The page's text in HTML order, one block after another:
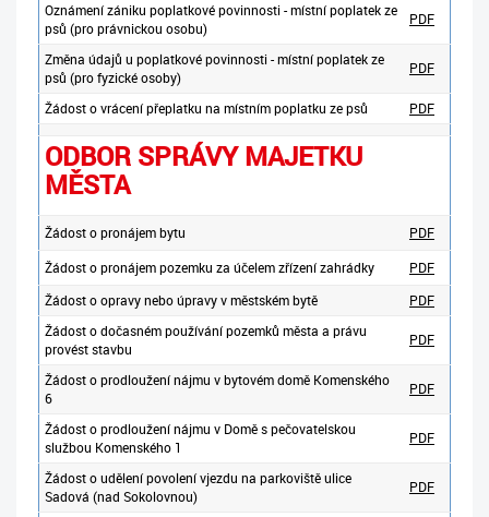
Oznámení zániku poplatkové povinnosti - místní poplatek ze
psů (pro právnickou osobu)
PDF
Změna údajů u poplatkové povinnosti - místní poplatek ze
psů (pro fyzické osoby)
PDF
Žádost o vrácení přeplatku na místním poplatku ze psů PDF
ODBOR SPRÁVY MAJETKU
MĚSTA
Žádost o pronájem bytu
PDF
Žádost o pronájem pozemku za účelem zřízení zahrádky
PDF
Žádost o opravy nebo úpravy v městském bytě
PDF
Žádost o dočasném používání pozemků města a právu
provést stavbu
PDF
Žádost o prodloužení nájmu v bytovém domě Komenského
6
PDF
Žádost o prodloužení nájmu v Domě s pečovatelskou
službou Komenského 1
PDF
Žádost o udělení povolení vjezdu na parkoviště ulice
Sadová (nad Sokolovnou)
PDF